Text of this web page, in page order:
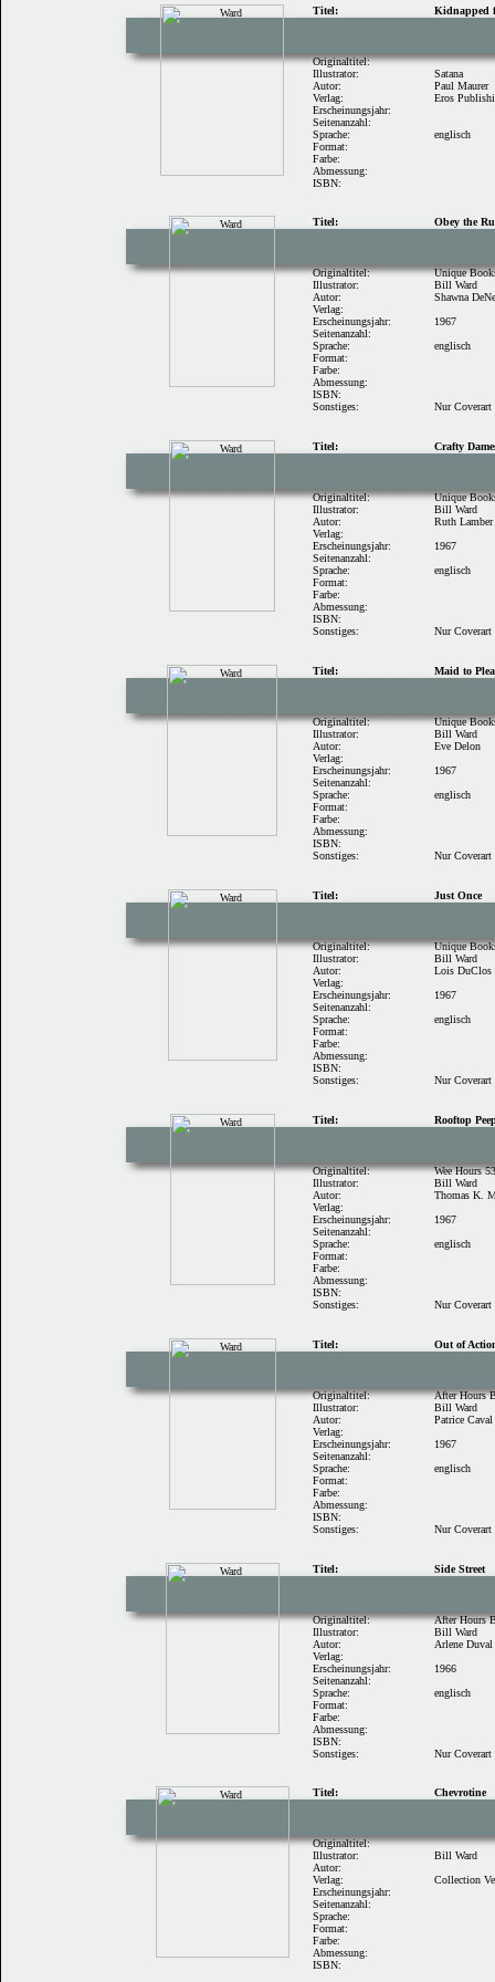
Titel: Kidnapped
Originaltitel:
Illustrator:
Autor:
Verlag:
Satana
Paul Maurer
Eros
Erscheinungsjahr:
Seitenanzahl:
Sprache:
Format:
Farbe:
Abmessung:
ISBN:
englisch
Titel: Obey the
Originaltitel:
Illustrator:
Autor:
Verlag:
Unique
Bill Ward
Shawna
Erscheinungsjahr:
Seitenanzahl:
Sprache:
Format:
Farbe:
Abmessung:
ISBN:
Sonstiges:
1967
englisch
Nur Coverart
Titel: Crafty
Originaltitel:
Illustrator:
Autor:
Verlag:
Unique
Bill Ward
Ruth Lamber
Erscheinungsjahr:
Seitenanzahl:
Sprache:
Format:
Farbe:
Abmessung:
ISBN:
Sonstiges:
1967
englisch
Nur Coverart
Titel: Maid to
Originaltitel:
Illustrator:
Autor:
Verlag:
Unique
Bill Ward
Eve Delon
Erscheinungsjahr:
Seitenanzahl:
Sprache:
Format:
Farbe:
Abmessung:
ISBN:
Sonstiges:
1967
englisch
Nur Coverart
Titel: Just Once
Originaltitel:
Illustrator:
Autor:
Verlag:
Unique
Bill Ward
Lois DuClos
Erscheinungsjahr:
Seitenanzahl:
Sprache:
Format:
Farbe:
Abmessung:
ISBN:
Sonstiges:
1967
englisch
Nur Coverart
Titel: Rooftop
Originaltitel:
Illustrator:
Autor:
Verlag:
Wee Hours
Bill Ward
Thomas K.
Erscheinungsjahr:
Seitenanzahl:
Sprache:
Format:
Farbe:
Abmessung:
ISBN:
Sonstiges:
1967
englisch
Nur Coverart
Titel: Out of
Originaltitel:
Illustrator:
Autor:
Verlag:
After Hours
Bill Ward
Patrice Caval
Erscheinungsjahr:
Seitenanzahl:
Sprache:
Format:
Farbe:
Abmessung:
ISBN:
Sonstiges:
1967
englisch
Nur Coverart
Titel: Side Street
Originaltitel:
Illustrator:
Autor:
Verlag:
After Hours
Bill Ward
Arlene Duval
Erscheinungsjahr:
Seitenanzahl:
Sprache:
Format:
Farbe:
Abmessung:
ISBN:
Sonstiges:
1966
englisch
Nur Coverart
Titel: Chevrotine
Originaltitel:
Illustrator:
Autor:
Verlag:
Bill Ward
Collection
Erscheinungsjahr:
Seitenanzahl:
Sprache:
Format:
Farbe:
Abmessung:
ISBN: